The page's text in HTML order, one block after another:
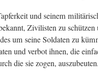
und seinem
Zivilisten zu schützen
um seine Soldaten zu
und verbot ihnen, die
die sie zogen, auszubeuten.